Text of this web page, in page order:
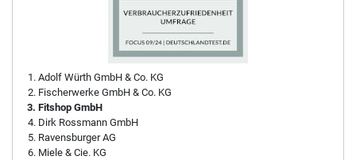
Adolf Würth GmbH & Co. KG
Fischerwerke GmbH & Co. KG
Fitshop GmbH
Dirk Rossmann GmbH
Ravensburger AG
Miele & Cie. KG